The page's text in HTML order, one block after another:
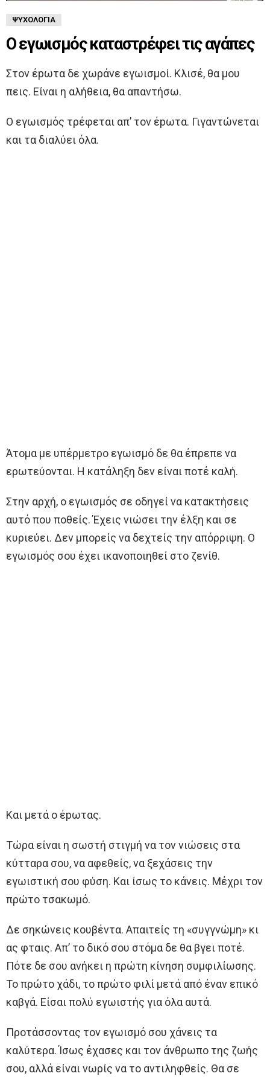
ΨΥΧΟΛΟΓΊΑ
Ο εγωισμός καταστρέφει τις αγάπες
Στον έpωτα δε χωράνε εγωισμοί. Κλισέ, θα μου
πεις. Είναι η αλήθεια, θα απαντήσω.
Ο εγωισμός τρέφεται απ’ τον έpωτα. Γιγαντώνεται
και τα διαλύει όλα.
Άτομα με υπέρμετρο εγωισμό δε θα έπρεπε να
ερωτεύονται. Η κατάληξη δεν είναι ποτέ καλή.
Στην αρχή, ο εγωισμός σε οδηγεί να κατακτήσεις
αυτό που ποθείς. Έχεις νιώσει την έλξη και σε
κυριεύει. Δεν μπορείς να δεχτείς την απόρριψη. Ο
εγωισμός σου έχει ικανοποιηθεί στο ζενίθ.
Και μετά ο έpωτας.
Τώρα είναι η σωστή στιγμή να τον νιώσεις στα
κύτταρα σου, να αφεθείς, να ξεχάσεις την
εγωιστική σου φύση. Και ίσως το κάνεις. Μέχρι τον
πρώτο τσακωμό.
Δε σηκώνεις κουβέντα. Απαιτείς τη «συγγνώμη» κι
ας φταις. Απ’ το δικό σου στόμα δε θα βγει ποτέ.
Πότε δε σου ανήκει η πρώτη κίνηση συμφιλίωσης.
Το πρώτο χάδι, το πρώτο φιλί μετά από έναν επικό
καβγά. Είσαι πολύ εγωιστής για όλα αυτά.
Προτάσσοντας τον εγωισμό σου χάνεις τα
καλύτερα. Ίσως έχασες και τον άνθρωπο της ζωής
σου, αλλά είναι νωρίς να το αντιληφθείς. Θα σε